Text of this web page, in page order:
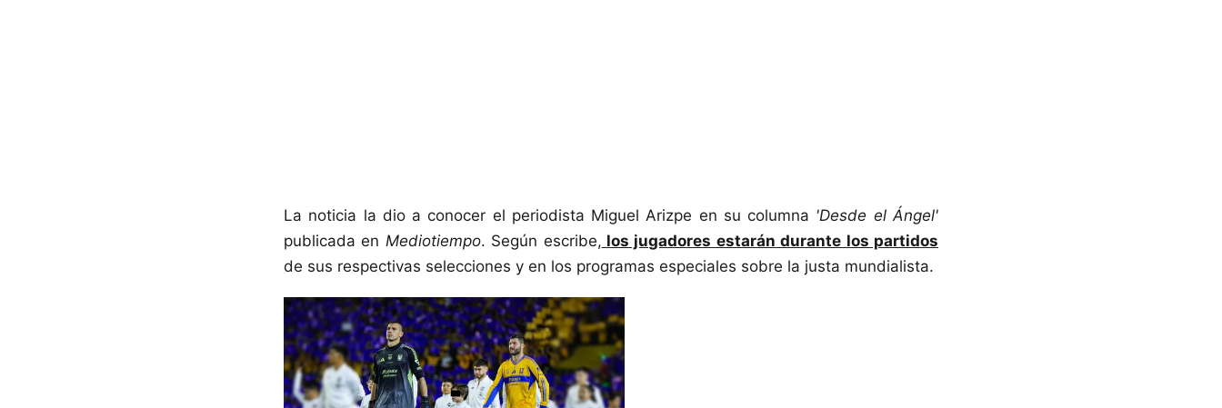
La noticia la dio a conocer el periodista Miguel Arizpe en su columna 'Desde el Ángel'
publicada en Mediotiempo. Según escribe, los jugadores estarán durante los partidos
de sus respectivas selecciones y en los programas especiales sobre la justa mundialista.